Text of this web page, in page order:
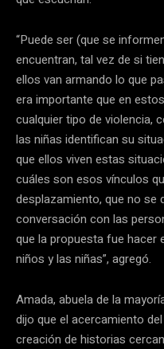
“Puede ser (que se
encuentran, tal vez de si
ellos van armando lo que
era importante que en
cualquier tipo de violencia,
las niñas identifican su
que ellos viven estas
cuáles son esos vínculos
desplazamiento, que no
conversación con las
que la propuesta fue hacer
niños y las niñas”, agregó.
Amada, abuela de la
dijo que el acercamiento
creación de historias